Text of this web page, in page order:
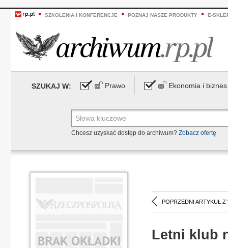
SZKOLENIA I KONFERENCJE POZNAJ NASZE PRODUKTY E-
SZUKAJ W: Prawo Ekonomia i biznes
Chcesz uzyskać dostęp do archiwum? Zobacz ofertę
POPRZEDNI ARTYKUŁ Z
Letni klub